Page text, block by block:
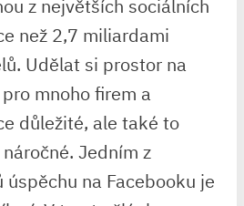
z největších sociálních
než 2,7 miliardami
Udělat si prostor na
mnoho firem a
důležité, ale také to
Jedním z
na Facebooku je